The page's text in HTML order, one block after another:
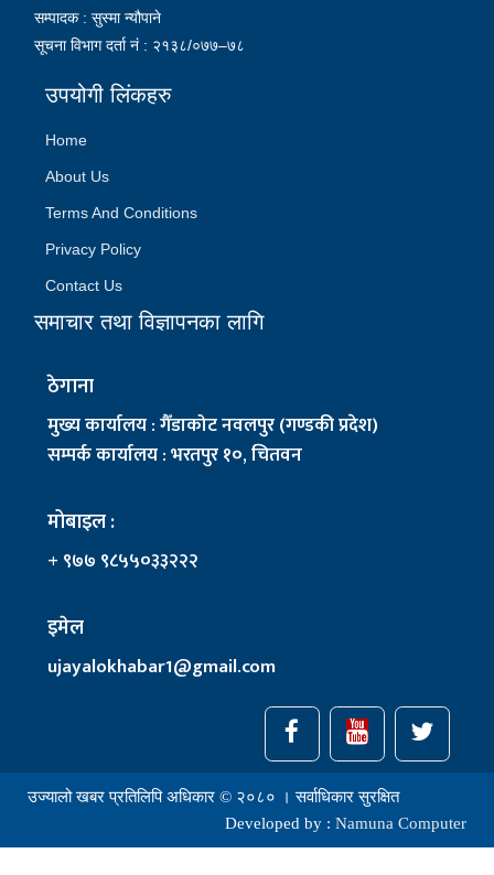
सम्पादक : सुस्मा न्यौपाने
सूचना विभाग दर्ता नं : २१३८/०७७–७८
उपयोगी लिंकहरु
Home
About Us
Terms And Conditions
Privacy Policy
Contact Us
समाचार तथा विज्ञापनका लागि
ठेगाना
मुख्य कार्यालय : गैँडाकोट नवलपुर (गण्डकी प्रदेश)
सम्पर्क कार्यालय : भरतपुर १०, चितवन
मोबाइल :
+ ९७७ ९८५५०३३२२२
इमेल
ujayalokhabar1@gmail.com
उज्यालो खबर प्रतिलिपि अधिकार © २०८० । सर्वाधिकार सुरक्षित
Developed by : Namuna Computer